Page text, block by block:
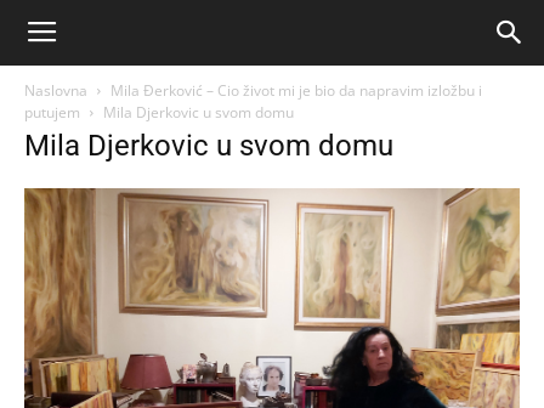
Naslovna
Mila Đerković – Cio život mi je bio da napravim izložbu i
putujem
Mila Djerkovic u svom domu
Mila Djerkovic u svom domu